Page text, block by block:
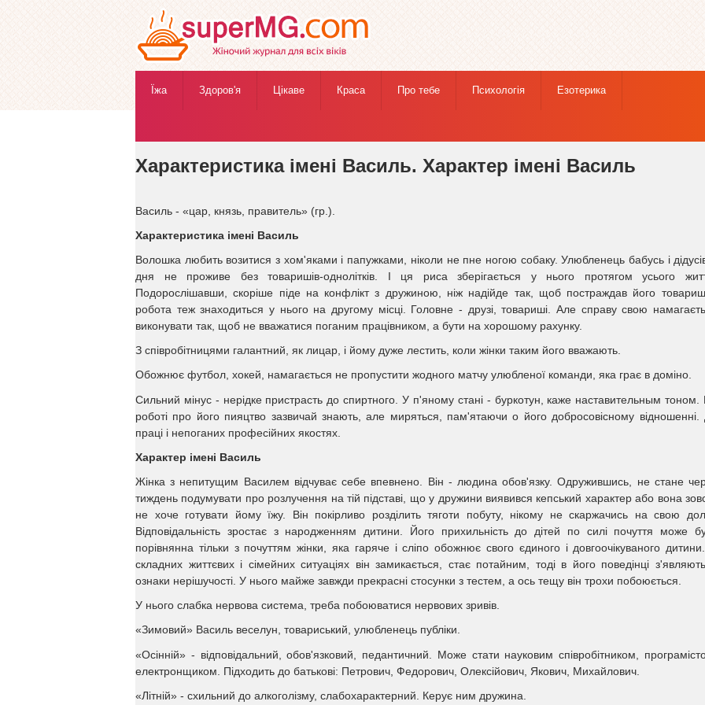
Їжа Здоров'я Цікаве Краса Про тебе Психологія Езотерика
Характеристика імені Василь. Характер імені Василь
Василь - «цар, князь, правитель» (гр.).
Характеристика імені Василь
Волошка любить возитися з хом'яками і папужками, ніколи не пне ногою собаку. Улюбленець бабусь і
дня не проживе без товаришів-однолітків. І ця риса зберігається у нього протягом усього
Подорослішавши, скоріше піде на конфлікт з дружиною, ніж надійде так, щоб постраждав його
робота теж знаходиться у нього на другому місці. Головне - друзі, товариші. Але справу свою
виконувати так, щоб не вважатися поганим працівником, а бути на хорошому рахунку.
З співробітницями галантний, як лицар, і йому дуже лестить, коли жінки таким його вважають.
Обожнює футбол, хокей, намагається не пропустити жодного матчу улюбленої команди, яка грає в доміно.
Сильний мінус - нерідке пристрасть до спиртного. У п'яному стані - буркотун, каже наставительным тоном.
роботі про його пияцтво зазвичай знають, але миряться, пам'ятаючи o його добросовісному відношенні.
праці і непоганих професійних якостях.
Характер імені Василь
Жінка з непитущим Василем відчуває себе впевнено. Він - людина обов'язку. Одружившись, не стане
тиждень подумувати про розлучення на тій підставі, що у дружини виявився кепський характер або вона
не хоче готувати йому їжу. Він покірливо розділить тяготи побуту, нікому не скаржачись на свою
Відповідальність зростає з народженням дитини. Його прихильність до дітей по силі почуття може
порівнянна тільки з почуттям жінки, яка гаряче і сліпо обожнює свого єдиного і довгоочікуваного
складних життєвих і сімейних ситуаціях він замикається, стає потайним, тоді в його поведінці
ознаки нерішучості. У нього майже завжди прекрасні стосунки з тестем, а ось тещу він трохи побоюється.
У нього слабка нервова система, треба побоюватися нервових зривів.
«Зимовий» Василь веселун, товариський, улюбленець публіки.
«Осінній» - відповідальний, обов'язковий, педантичний. Може стати науковим співробітником,
електронщиком. Підходить до батькові: Петрович, Федорович, Олексійович, Якович, Михайлович.
«Літній» - схильний до алкоголізму, слабохарактерний. Керує ним дружина.